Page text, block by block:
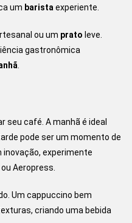
um barista experiente.
ou um prato leve.
gastronômica
seu café. A manhã é ideal
pode ser um momento de
inovação, experimente
Aeropress.
Um cappuccino bem
criando uma bebida